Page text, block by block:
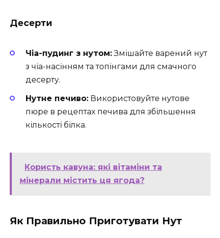
Десерти
Чіа-пудинг з нутом:Змішайте варений нут
з чіа-насінням та топінгами для смачного
десерту.
Нутне печиво: Використовуйте нутове
пюре в рецептах печива для збільшення
кількості білка.
Користь кавуна: які вітаміни та
мінерали містить ця ягода?
Як Правильно Приготувати Нут